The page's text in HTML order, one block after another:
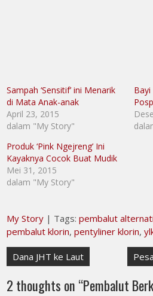
Sampah ‘Sensitif’ ini Menarik
di Mata Anak-anak
April 23, 2015
dalam "My Story"
Bayi
Produk ‘Pink Ngejreng’ Ini
Kayaknya Cocok Buat Mudik
Mei 31, 2015
dalam "My Story"
My Story | Tags:pembalut
pembalut klorin,pentyliner klorin,
Navigasi
pos
Dana JHT ke Laut
2 thoughts on “Pembalut